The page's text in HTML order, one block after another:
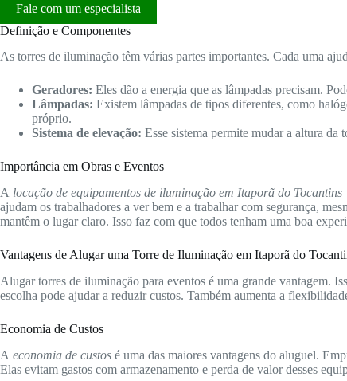
Fale com um especialista
Definição e Componentes
As torres de iluminação têm várias partes importantes. Cada uma
Geradores: Eles dão a energia que as lâmpadas precisam.
Lâmpadas: Existem lâmpadas de tipos diferentes, como
próprio.
Sistema de elevação: Esse sistema permite mudar a altura da
Importância em Obras e Eventos
A locação de equipamentos de iluminação em Itaporã do Tocantins
ajudam os trabalhadores a ver bem e a trabalhar com segurança,
mantêm o lugar claro. Isso faz com que todos tenham uma boa
Vantagens de Alugar uma Torre de Iluminação em Itaporã do
Alugar torres de iluminação para eventos é uma grande vantagem.
escolha pode ajudar a reduzir custos. Também aumenta a
Economia de Custos
A economia de custos é uma das maiores vantagens do aluguel.
Elas evitam gastos com armazenamento e perda de valor desses